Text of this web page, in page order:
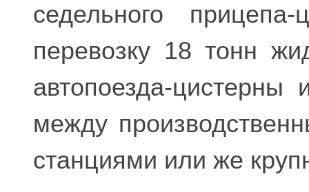
седельного
перевозку 18 тонн
автопоезда-цистерны
между
станциями или же